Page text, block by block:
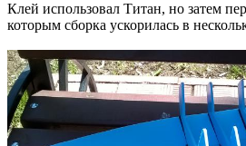
Клей использовал Титан, но затем
которым сборка ускорилась в